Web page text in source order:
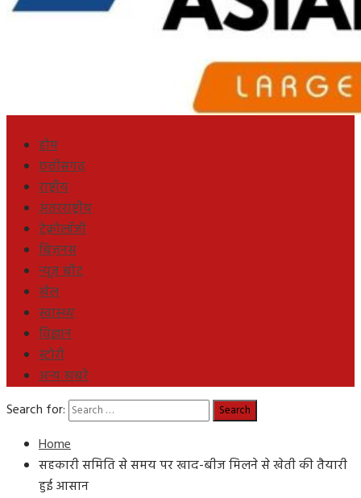
होम
छत्तीसगढ़
राष्ट्रीय
अंतरराष्ट्रीय
टेक्नोलॉजी
बिज़नस
न्यूज़ बीट
खेल
स्वास्थ्य
विज्ञान
स्टोरी
अन्य खबरे
Search for:
Home
सहकारी समिति से समय पर खाद-बीज मिलने से खेती की तैयारी
हुई आसान